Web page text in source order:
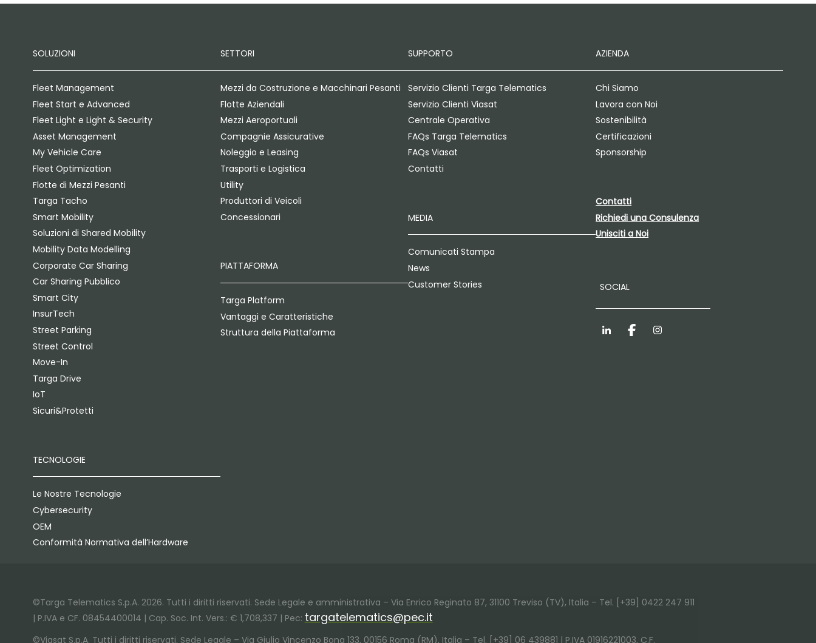
SOLUZIONI
Fleet Management
Fleet Start e Advanced
Fleet Light e Light & Security
Asset Management
My Vehicle Care
Fleet Optimization
Flotte di Mezzi Pesanti
Targa Tacho
Smart Mobility
Soluzioni di Shared Mobility
Mobility Data Modelling
Corporate Car Sharing
Car Sharing Pubblico
Smart City
InsurTech
Street Parking
Street Control
Move-In
Targa Drive
IoT
Sicuri&Protetti
TECNOLOGIE
Le Nostre Tecnologie
Cybersecurity
OEM
Conformità Normativa dell’Hardware
SETTORI
Mezzi da Costruzione e Macchinari Pesanti
Flotte Aziendali
Mezzi Aeroportuali
Compagnie Assicurative
Noleggio e Leasing
Trasporti e Logistica
Utility
Produttori di Veicoli
Concessionari
PIATTAFORMA
Targa Platform
Vantaggi e Caratteristiche
Struttura della Piattaforma
SUPPORTO
Servizio Clienti Targa Telematics
Servizio Clienti Viasat
Centrale Operativa
FAQs Targa Telematics
FAQs Viasat
Contatti
MEDIA
Comunicati Stampa
News
Customer Stories
AZIENDA
Chi Siamo
Lavora con Noi
Sostenibilità
Certificazioni
Sponsorship
Contatti
Richiedi una Consulenza
Unisciti a Noi
SOCIAL
LinkedInFacebookInstagram
©Targa Telematics S.p.A. 2026. Tutti i diritti riservati. Sede Legale e amministrativa – Via Enrico Reginato 87, 31100 Treviso (TV), Italia – Tel. [+39] 0422 247 911
| P.IVA e CF. 08454400014 | Cap. Soc. Int. Vers.: € 1,708,337 | Pec: targatelematics@pec.it
©Viasat S.p.A. Tutti i diritti riservati. Sede Legale – Via Giulio Vincenzo Bona 133, 00156 Roma (RM), Italia – Tel. [+39] 06 439881 | P.IVA 01916221003, C.F.